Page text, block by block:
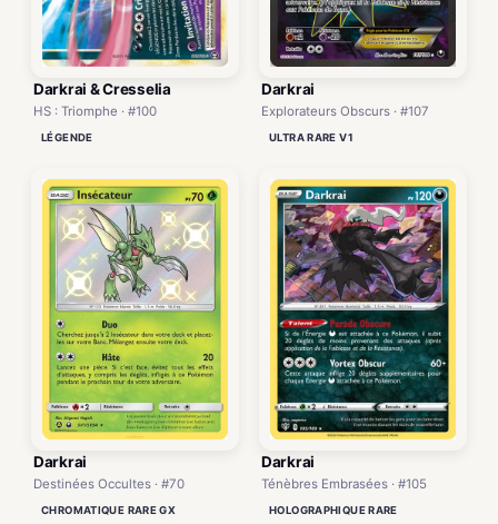
Darkrai & Cresselia
HS : Triomphe · #100
LÉGENDE
Darkrai
Explorateurs Obscurs · #107
ULTRA RARE V1
Darkrai
Destinées Occultes · #70
CHROMATIQUE RARE GX
Darkrai
Ténèbres Embrasées · #105
HOLOGRAPHIQUE RARE